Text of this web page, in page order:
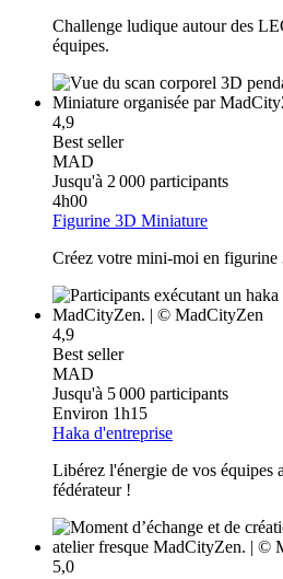
Challenge ludique autour des
équipes.
4,9
Best seller
MAD
Jusqu'à 2 000 participants
4h00
Figurine 3D Miniature
Créez votre mini-moi en
4,9
Best seller
MAD
Jusqu'à 5 000 participants
Environ 1h15
Haka d'entreprise
Libérez l'énergie de vos équipes
fédérateur !
5,0